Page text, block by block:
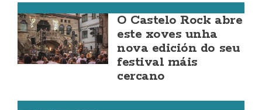
O Castelo Rock abre
este xoves unha
nova edición do seu
festival máis
cercano